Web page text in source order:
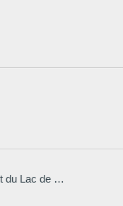
Ce circuit part à la découverte de Putanges-le-Lac, commune nouvelle depuis le 1er janvier 2016, constituée par la fusion de neuf communes situées de part et d’autre de l’Orne et du Lac de Rabodanges.